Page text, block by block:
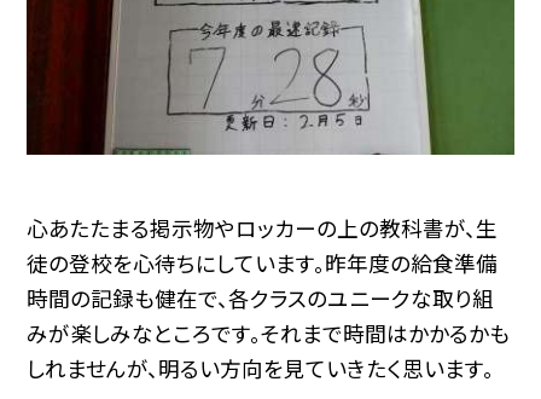
心あたたまる掲示物やロッカーの上の教科書が、生
徒の登校を心待ちにしています。昨年度の給食準備
時間の記録も健在で、各クラスのユニークな取り組
みが楽しみなところです。それまで時間はかかるかも
しれませんが、明るい方向を見ていきたく思います。